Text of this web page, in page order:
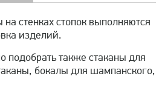
стенках стопок выполняются
изделий.
также стаканы для
бокалы для шампанского,